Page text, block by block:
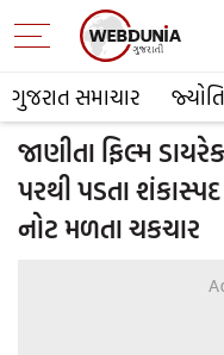
ગુજરાત સમાચાર
જાણીતા ફિલ્મ
પરથી પડતા
નોટ મળતા ચકચાર